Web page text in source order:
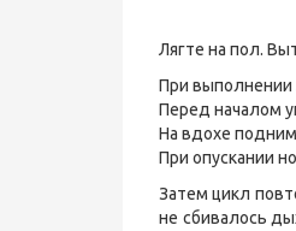
Лягте на пол.
При выполнении
Перед началом
На вдохе
При опускании
Затем цикл
не сбивалось